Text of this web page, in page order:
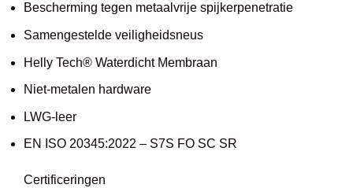
Bescherming tegen metaalvrije spijkerpenetratie
Samengestelde veiligheidsneus
Helly Tech® Waterdicht Membraan
Niet-metalen hardware
LWG-leer
EN ISO 20345:2022 – S7S FO SC SR
Certificeringen